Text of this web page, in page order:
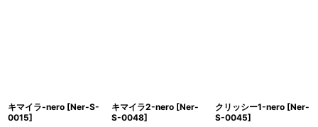
キマイラ-nero [Ner-S-
0015]
キマイラ2-nero [Ner-
S-0048]
クリッシー1-nero [Ner-
S-0045]